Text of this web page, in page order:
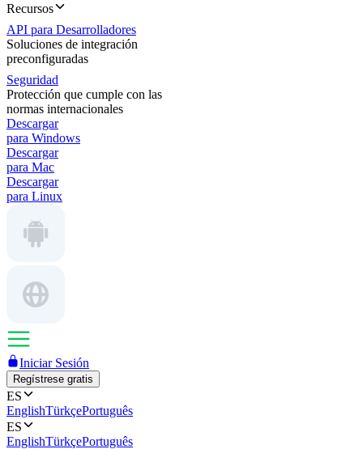
Recursos
API para Desarrolladores
Soluciones de integración
preconfiguradas
Seguridad
Protección que cumple con las
normas internacionales
Descargar
para Windows
Descargar
para Mac
Descargar
para Linux
Iniciar Sesión
Regístrese gratis
ES
EnglishTürkçePortuguês
ES
EnglishTürkçePortuguês